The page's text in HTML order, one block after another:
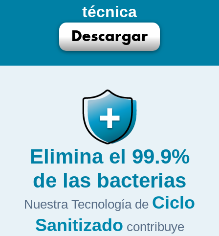
técnica
Descargar
Elimina el 99.9%
de las bacterias
Nuestra Tecnología de Ciclo
Sanitizado contribuye